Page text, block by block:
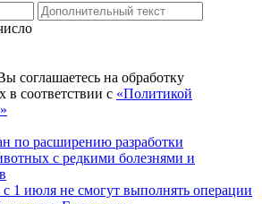
соглашаетесь на обработку
в соответствии с «Политикой
по расширению разработки
с редкими болезнями и
1 июля не смогут выполнять операции